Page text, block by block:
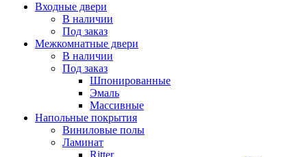
Входные двери
В наличии
Под заказ
Межкомнатные двери
В наличии
Под заказ
Шпонированные
Эмаль
Массивные
Напольные покрытия
Виниловые полы
Ламинат
Ritter